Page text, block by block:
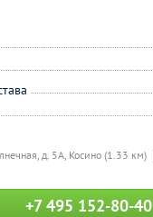
д. 5А, Косино (1.33 км)
+7 495 152-80-40